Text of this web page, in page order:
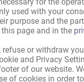
used with your
purpose and the
page and in the
refuse or withdraw
and Privacy
of our website.
of cookies in order
посетитель
твоему